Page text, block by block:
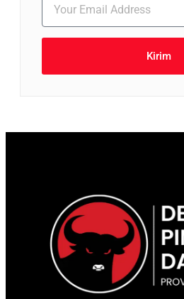
Kirim